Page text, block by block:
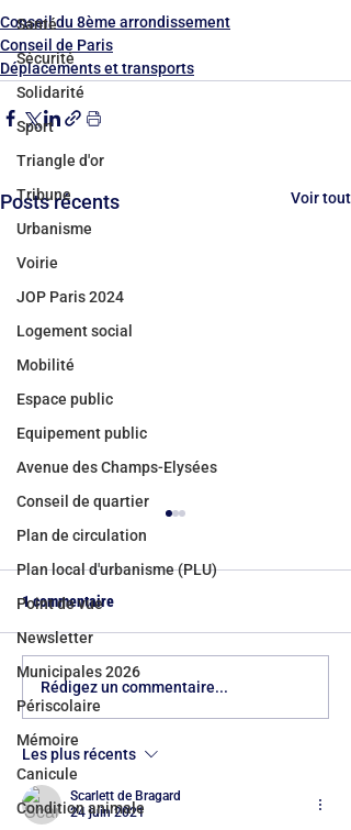
Santé
Sécurité
Solidarité
Sport
Triangle d'or
Tribune
Urbanisme
Voirie
JOP Paris 2024
Logement social
Mobilité
Espace public
Equipement public
Avenue des Champs-Elysées
Conseil de quartier
Plan de circulation
Plan local d'urbanisme (PLU)
Point de vue
Newsletter
Municipales 2026
Périscolaire
Mémoire
Canicule
Condition animale
Conseil du 8ème arrondissement
Conseil de Paris
Déplacements et transports
Posts récents Voir tout
Bicentenaire du quartier de
l’Europe : deux siècles d’une
métamorphose parisienne
1 commentaire
Rédigez un commentaire...
Les plus récents
Scarlett de Bragard
24 juin 2021